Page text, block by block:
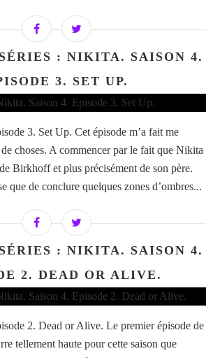
: NIKITA. SAISON 4.
3. SET UP.
3. Set Up. Cet épisode m’a fait me
choses. A commencer par le fait que Nikita
Birkhoff et plus précisément de son père.
que de conclure quelques zones d’ombres...
: NIKITA. SAISON 4.
2. DEAD OR ALIVE.
2. Dead or Alive. Le premier épisode de
tellement haute pour cette saison que